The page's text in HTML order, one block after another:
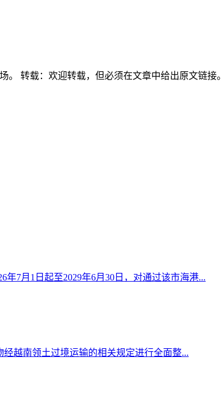
转载：欢迎转载，但必须在文章中给出原文链接。
7月1日起至2029年6月30日，对通过该市海港...
越南领土过境运输的相关规定进行全面整...